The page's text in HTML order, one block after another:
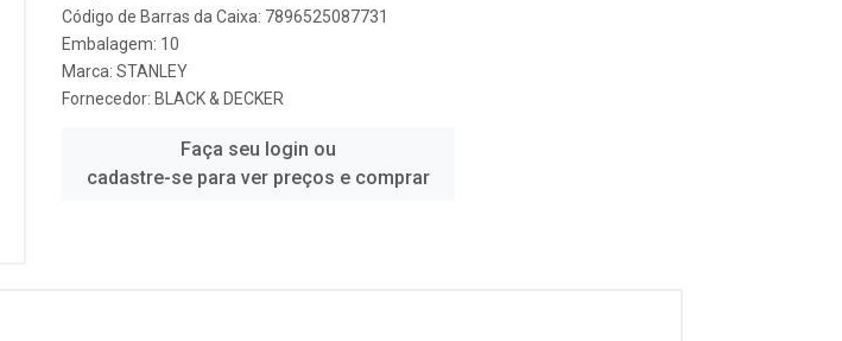
Código de Barras da Caixa: 7896525087731
Embalagem: 10
Marca: STANLEY
Fornecedor: BLACK & DECKER
Faça seu login ou
cadastre-se para ver preços e comprar